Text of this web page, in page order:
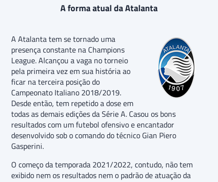
A forma atual da Atalanta
A Atalanta tem se tornado uma
presença constante na Champions
League. Alcançou a vaga no torneio
pela primeira vez em sua história ao
ficar na terceira posição do
Campeonato Italiano 2018/2019.
Desde então, tem repetido a dose em
todas as demais edições da Série A. Casou os bons
resultados com um futebol ofensivo e encantador
desenvolvido sob o comando do técnico Gian Piero
Gasperini.
O começo da temporada 2021/2022, contudo, não tem
exibido nem os resultados nem o padrão de atuação da